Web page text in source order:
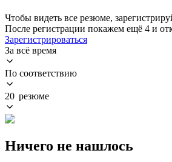
Чтобы видеть все резюме,
После регистрации покажем ещё 4 и
Зарегистрироваться
За всё время
По соответствию
20 резюме
Ничего не нашлось